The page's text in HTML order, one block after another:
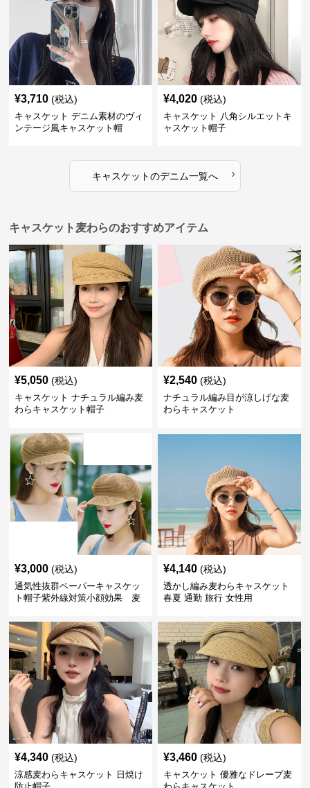
¥3,710 (税込)
キャスケット デニム素材のヴィ
ンテージ風キャスケット帽
¥4,020 (税込)
キャスケット 八角シルエットキ
ャスケット帽子
キャスケットのデニム一覧へ ›
キャスケット麦わらのおすすめアイテム
¥5,050 (税込)
キャスケット ナチュラル編み麦
わらキャスケット帽子
¥2,540 (税込)
ナチュラル編み目が涼しげな麦
わらキャスケット
¥3,000 (税込)
通気性抜群ペーパーキャスケッ
ト帽子紫外線対策小顔効果 麦
¥4,140 (税込)
透かし編み麦わらキャスケット
春夏 通勤 旅行 女性用
¥4,340 (税込)
涼感麦わらキャスケット 日焼け
¥3,460 (税込)
キャスケット 優雅なドレープ麦